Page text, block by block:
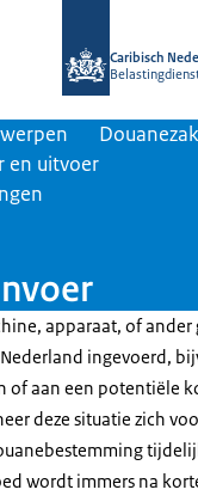
Caribisch
en uitvoer
apparaat, of
ingevoerd,
of aan een potentiële
deze situatie zich
wordt immers na